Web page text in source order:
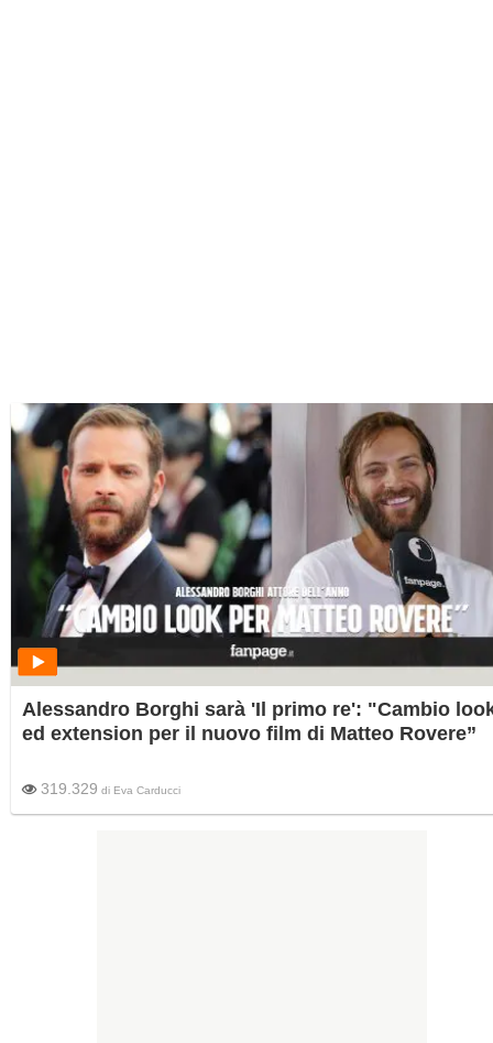
Alessandro Borghi sarà 'Il primo re': "Cambio
ed extension per il nuovo film di Matteo Rovere”
319.329 di Eva Carducci